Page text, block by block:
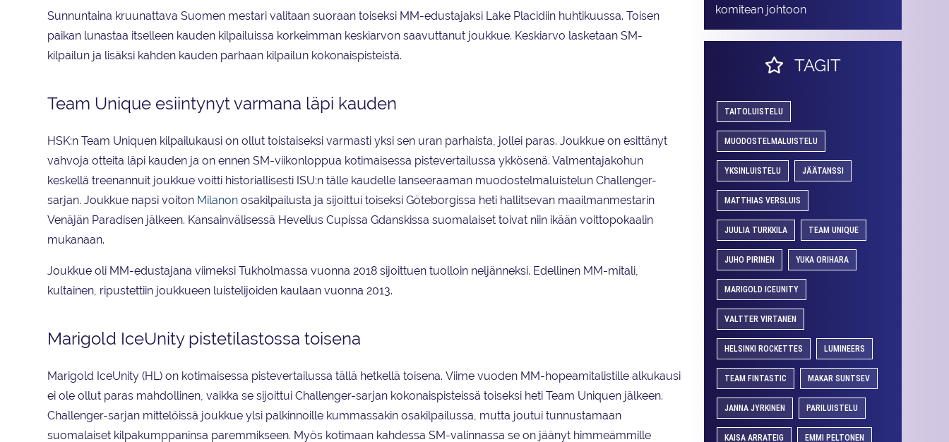
Sunnuntaina kruunattava Suomen mestari valitaan suoraan toiseksi MM-edustajaksi Lake Placidiin huhtikuussa. Toisen
paikan lunastaa itselleen kauden kilpailuissa korkeimman keskiarvon saavuttanut joukkue. Keskiarvo lasketaan SM-
kilpailun ja lisäksi kahden kauden parhaan kilpailun kokonaispisteistä.
Team Unique esiintynyt varmana läpi kauden
HSK:n Team Uniquen kilpailukausi on ollut toistaiseksi varmasti yksi sen uran parhaista, jollei paras. Joukkue on esittänyt
vahvoja otteita läpi kauden ja on ennen SM-viikonloppua kotimaisessa pistevertailussa ykkösenä. Valmentajakohun
keskellä treenannuit joukkue voitti historiallisesti ISU:n tälle kaudelle lanseeraaman muodostelmaluistelun Challenger-
sarjan. Joukkue napsi voiton Milanon osakilpailusta ja sijoittui toiseksi Göteborgissa heti hallitsevan maailmanmestarin
Venäjän Paradisen jälkeen. Kansainvälisessä Hevelius Cupissa Gdanskissa suomalaiset toivat niin ikään voittopokaalin
mukanaan.
Joukkue oli MM-edustajana viimeksi Tukholmassa vuonna 2018 sijoittuen tuolloin neljänneksi. Edellinen MM-mitali,
kultainen, ripustettiin joukkueen luistelijoiden kaulaan vuonna 2013.
Marigold IceUnity pistetilastossa toisena
Marigold IceUnity (HL) on kotimaisessa pistevertailussa tällä hetkellä toisena. Viime vuoden MM-hopeamitalistille alkukausi
ei ole ollut paras mahdollinen, vaikka se sijoittui Challenger-sarjan kokonaispisteissä toiseksi heti Team Uniquen jälkeen.
Challenger-sarjan mittelöissä joukkue ylsi palkinnoille kummassakin osakilpailussa, mutta joutui tunnustamaan
suomalaiset kilpakumppaninsa paremmikseen. Myös kotimaan kahdessa SM-valinnassa se on jäänyt himmeämmille
komitean johtoon
TAGIT
TAITOLUISTELU
MUODOSTELMALUISTELU
YKSINLUISTELU JÄÄTANSSI
MATTHIAS VERSLUIS
JUULIA TURKKILA TEAM UNIQUE
JUHO PIRINEN YUKA ORIHARA
MARIGOLD ICEUNITY
VALTTER VIRTANEN
HELSINKI ROCKETTES LUMINEERS
TEAM FINTASTIC MAKAR SUNTSEV
JANNA JYRKINEN PARILUISTELU
KAISA ARRATEIG EMMI PELTONEN